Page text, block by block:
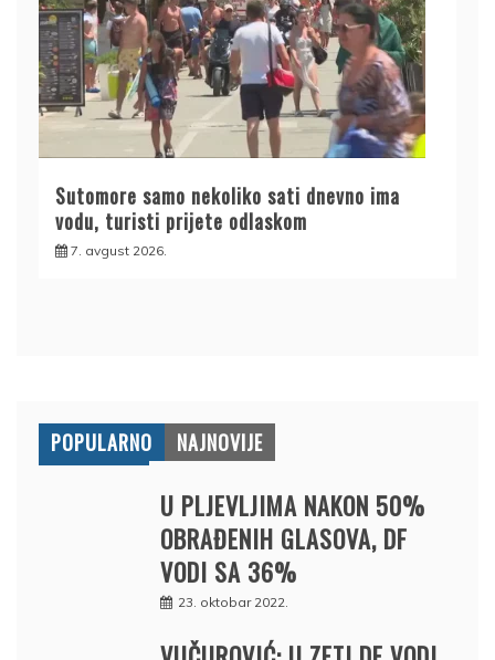
Sutomore samo nekoliko sati dnevno ima
vodu, turisti prijete odlaskom
7. avgust 2026.
POPULARNO NAJNOVIJE
U PLJEVLJIMA NAKON 50%
OBRAĐENIH GLASOVA, DF
VODI SA 36%
23. oktobar 2022.